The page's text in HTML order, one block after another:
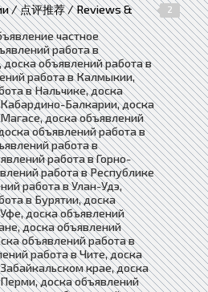
/ 点评推荐 / Reviews &
2
частное
работа в
объявлений работа в
работа в Калмыкии,
в Нальчике, доска
Балкарии, доска
доска объявлений
объявлений работа в
работа в
работа в Горно-
работа в Республике
работа в Улан-Удэ,
в Бурятии, доска
доска объявлений
доска объявлений
объявлений работа в
работа в Чите, доска
крае, доска
доска объявлений